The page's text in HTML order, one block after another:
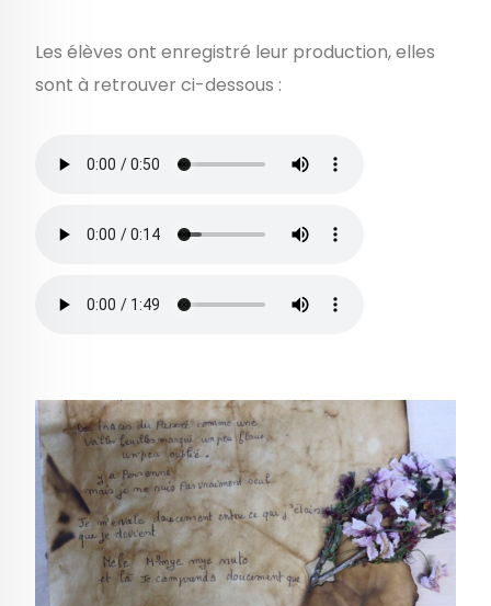
Les élèves ont enregistré leur production, elles
sont à retrouver ci-dessous :